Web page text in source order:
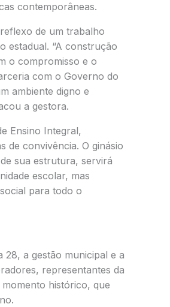
contemporâneas.
de um trabalho
estadual. “A construção
o compromisso e o
com o Governo do
ambiente digno e
a gestora.
Ensino Integral,
de convivência. O ginásio
sua estrutura, servirá
escolar, mas
para todo o
28, a gestão municipal e a
representantes da
histórico, que